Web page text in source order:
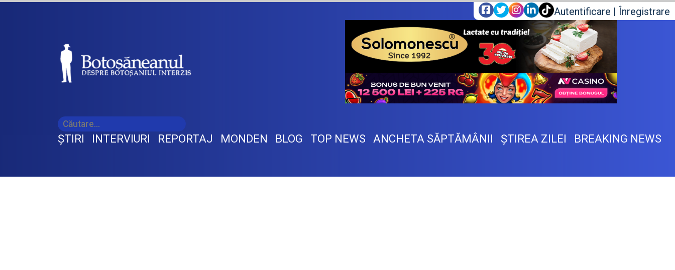
Autentificare | Înregistrare
ŞTIRI INTERVIURI REPORTAJ MONDEN BLOG TOP NEWS ANCHETA SĂPTĂMÂNII ŞTIREA ZILEI BREAKING NEWS